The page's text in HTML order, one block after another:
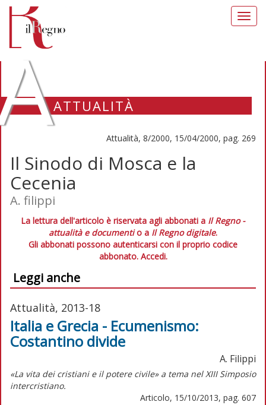
ATTUALITÀ
Attualità, 8/2000, 15/04/2000, pag. 269
Il Sinodo di Mosca e la
Cecenia
A. filippi
La lettura dell'articolo è riservata agli abbonati a Il Regno -
attualità e documentio a Il Regno digitale.
Gli abbonati possono autenticarsi con il proprio codice
abbonato. Accedi.
Leggi anche
Attualità, 2013-18
Italia e Grecia - Ecumenismo:
Costantino divide
A. Filippi
«La vita dei cristiani e il potere civile» a tema nel XIII Simposio
intercristiano.
Articolo, 15/10/2013, pag. 607